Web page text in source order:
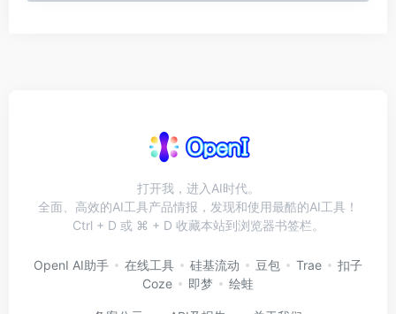
打开我，进入AI时代。
全面、高效的AI工具产品情报，发现和使用最酷的AI工具！
Ctrl + D 或 ⌘ + D 收藏本站到浏览器书签栏。
OpenI AI助手 在线工具 硅基流动 豆包 Trae
扣子
Coze
即梦 绘蛙